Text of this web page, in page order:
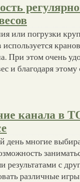
или погрузки
При этом очень
и благодаря
канала в
день многие
результатами с
различные